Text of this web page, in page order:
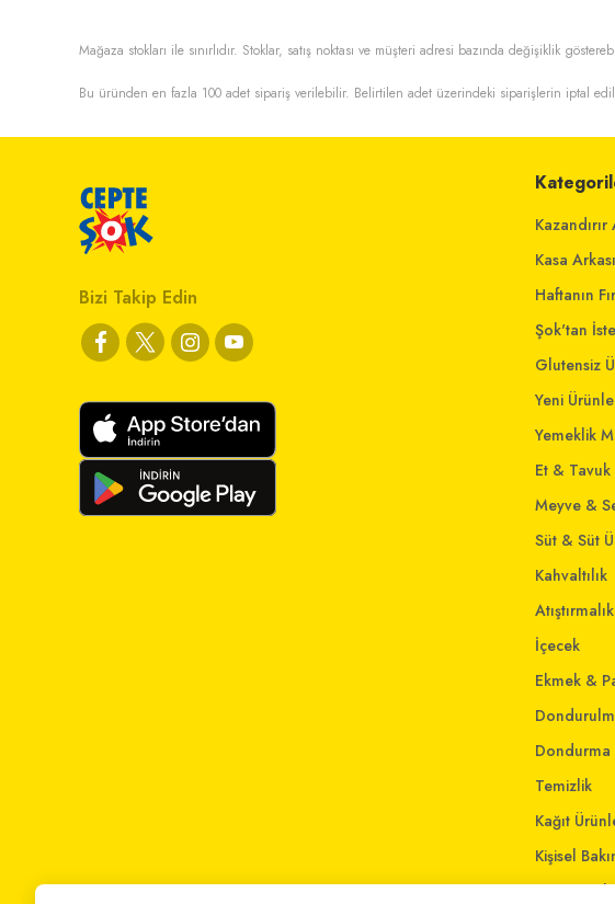
Mağaza stokları ile sınırlıdır. Stoklar, satış noktası ve müşteri adresi bazında değişiklik
Bu üründen en fazla 100 adet sipariş verilebilir. Belirtilen adet üzerindeki siparişlerin iptal
Bizi Takip Edin
Kazandırır
Kasa
Haftanın
Şok'tan
Glutensiz
Yeni
Yemeklik
Et &
Meyve &
Süt & Süt
Kahvaltılık
Atıştırmalık
İçecek
Ekmek &
Dondurma
Temizlik
Kağıt
Kişisel
Anne -